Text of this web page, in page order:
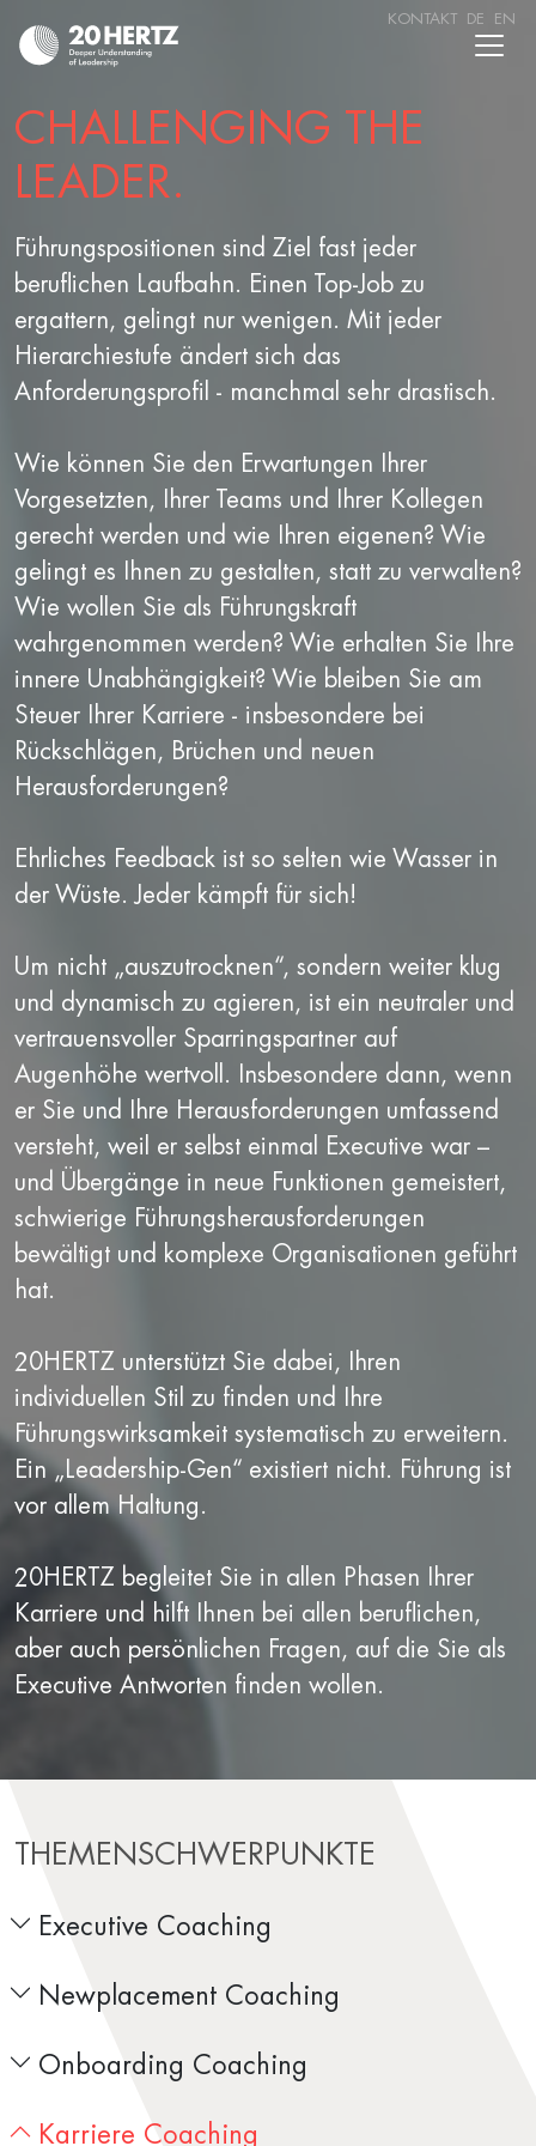
KONTAKT DE EN
CHALLENGING THE
LEADER.
Führungspositionen sind Ziel fast jeder
beruflichen Laufbahn. Einen Top-Job zu
ergattern, gelingt nur wenigen. Mit jeder
Hierarchiestufe ändert sich das
Anforderungsprofil - manchmal sehr drastisch.
Wie können Sie den Erwartungen Ihrer
Vorgesetzten, Ihrer Teams und Ihrer Kollegen
gerecht werden und wie Ihren eigenen? Wie
gelingt es Ihnen zu gestalten, statt zu verwalten?
Wie wollen Sie als Führungskraft
wahrgenommen werden? Wie erhalten Sie Ihre
innere Unabhängigkeit? Wie bleiben Sie am
Steuer Ihrer Karriere - insbesondere bei
Rückschlägen, Brüchen und neuen
Herausforderungen?
Ehrliches Feedback ist so selten wie Wasser in
der Wüste. Jeder kämpft für sich!
Um nicht „auszutrocknen“, sondern weiter klug
und dynamisch zu agieren, ist ein neutraler und
vertrauensvoller Sparringspartner auf
Augenhöhe wertvoll. Insbesondere dann, wenn
er Sie und Ihre Herausforderungen umfassend
versteht, weil er selbst einmal Executive war –
und Übergänge in neue Funktionen gemeistert,
schwierige Führungsherausforderungen
bewältigt und komplexe Organisationen geführt
hat.
20HERTZ unterstützt Sie dabei, Ihren
individuellen Stil zu finden und Ihre
Führungswirksamkeit systematisch zu erweitern.
Ein „Leadership-Gen“ existiert nicht. Führung ist
vor allem Haltung.
20HERTZ begleitet Sie in allen Phasen Ihrer
Karriere und hilft Ihnen bei allen beruflichen,
aber auch persönlichen Fragen, auf die Sie als
Executive Antworten finden wollen.
THEMENSCHWERPUNKTE
Executive Coaching
Newplacement Coaching
Onboarding Coaching
Karriere Coaching